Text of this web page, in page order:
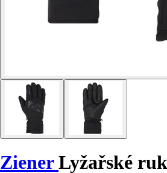
ZienerLyžařské